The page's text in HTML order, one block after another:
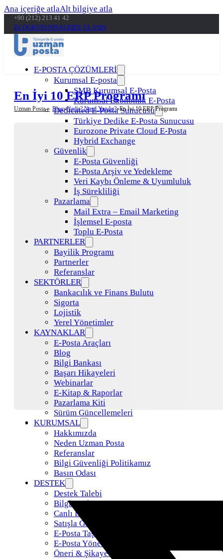
Ana içeriğe atlaAlt bilgiye atla
+90 (212) 213 41 42
BLOGKURUMSALBİZE ULAŞIN
E-POSTA ÇÖZÜMLERİ
Kurumsal E-posta
SMB Kurumsal E-Posta
Kurumsal Ekonomik E-Posta
Dedicated E-Posta Sunucusu
Türkiye Dedike E-Posta Sunucusu
Eurozone Private Cloud E-Posta
Hybrid Exchange
Güvenlik
E-Posta Güvenliği
E-Posta Arşiv ve Yedekleme
Veri Kaybı Önleme & Uyumluluk
İş Sürekliliği
Pazarlama
Mail Extra – Email Marketing
İşlemsel E-posta
Toplu E-Posta
PARTNERLER
Bayilik Programı
Partnerler
Referanslar
SEKTÖRLER
Bankacılık ve Finans Bulutu
Sigorta
Lojistik
Yerel Yönetimler
KAYNAKLAR
E-Posta Araçları
Blog
Bilgi Bankası
Başarı Hikayeleri
Webinarlar
E-Kitap & Raporlar
Pazarlama Kiti
Sürüm Güncellemeleri
KURUMSAL
Hakkımızda
Neden Uzman Posta
Referanslar
Bilgi Güvenliği Politikamız
Basın Odası
DESTEK
Destek Talebi
Bilgi Bankası
Canlı Destek
Satışla Görüş
E-Posta Taşıma
E-Posta Yönetimi
Öneri & Şikayet
En İyi 10 ERP Programı
Uzman Posta » Blog Nedir? Nasıl Yapılır? En İyi 10 ERP Programı